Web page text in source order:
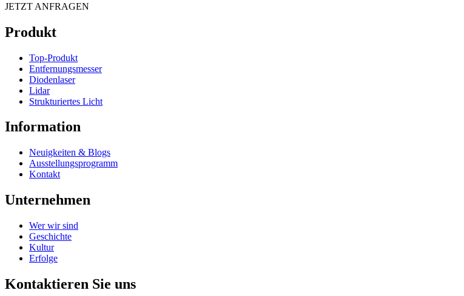
JETZT ANFRAGEN
Produkt
Top-Produkt
Entfernungsmesser
Diodenlaser
Lidar
Strukturiertes Licht
Information
Neuigkeiten & Blogs
Ausstellungsprogramm
Kontakt
Unternehmen
Wer wir sind
Geschichte
Kultur
Erfolge
Kontaktieren Sie uns